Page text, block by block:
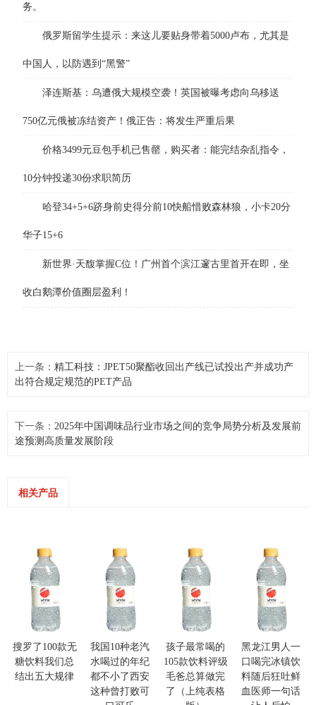
务。
俄罗斯留学生提示：来这儿要贴身带着5000卢布，尤其是
中国人，以防遇到“黑警”
泽连斯基：乌遭俄大规模空袭！英国被曝考虑向乌移送
750亿元俄被冻结资产！俄正告：将发生严重后果
价格3499元豆包手机已售罄，购买者：能完结杂乱指令，
10分钟投递30份求职简历
哈登34+5+6跻身前史得分前10快船惜败森林狼，小卡20分
华子15+6
新世界·天馥掌握C位！广州首个滨江邃古里首开在即，坐
收白鹅潭价值圈层盈利！
上一条： 精工科技：JPET50聚酯收回出产线已试投出产并成功产
出符合规定规范的PET产品
下一条： 2025年中国调味品行业市场之间的竞争局势分析及发展前
途预测高质量发展阶段
相关产品
搜罗了100款无
糖饮料我们总
结出五大规律
我国10种老汽
水喝过的年纪
都不小了西安
这种曾打败可
孩子最常喝的
105款饮料评级
毛爸总算做完
了（上纯表格
黑龙江男人一
口喝完冰镇饮
料随后狂吐鲜
血医师一句话